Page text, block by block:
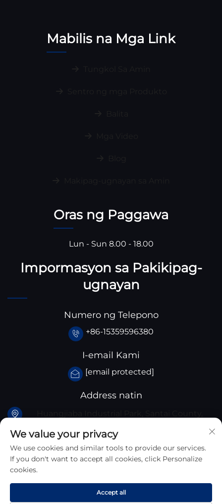
Mabilis na Mga Link
Oras ng Paggawa
Lun - Sun 8.00 - 18.00
Impormasyon sa Pakikipag-
ugnayan
Numero ng Telepono
+86-15359596380
I-email Kami
[email protected]
Address natin
Sichuan Province, China
Karapatan Ng Autor © 2025 Sichuan Zhongyan New
Materials Technology Co., Ltd. Ang Lahat Ng Karapatan
We value your privacy
We use cookies and similar tools to provide our services.
If you don't want to accept all cookies, click Personalize
cookies.
Accept all